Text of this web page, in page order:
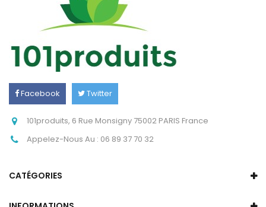
Facebook Twitter
101produits, 6 Rue Monsigny 75002 PARIS France
Appelez-Nous Au : 06 89 37 70 32
CATÉGORIES